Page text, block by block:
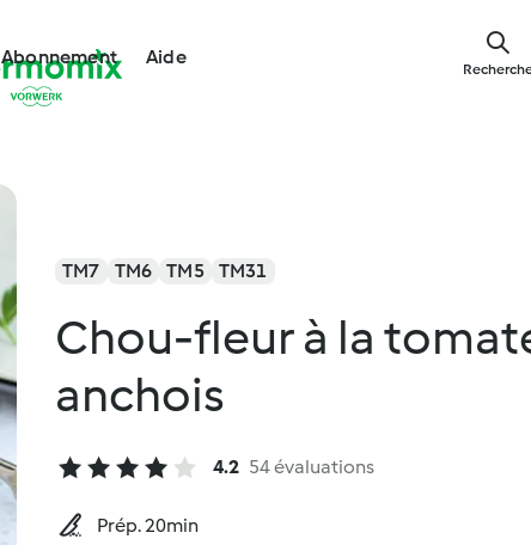
Abonnement Aide
TM7 TM6 TM5 TM31
Chou-fleur à la
anchois
4.2 54 évaluations
Prép. 20min